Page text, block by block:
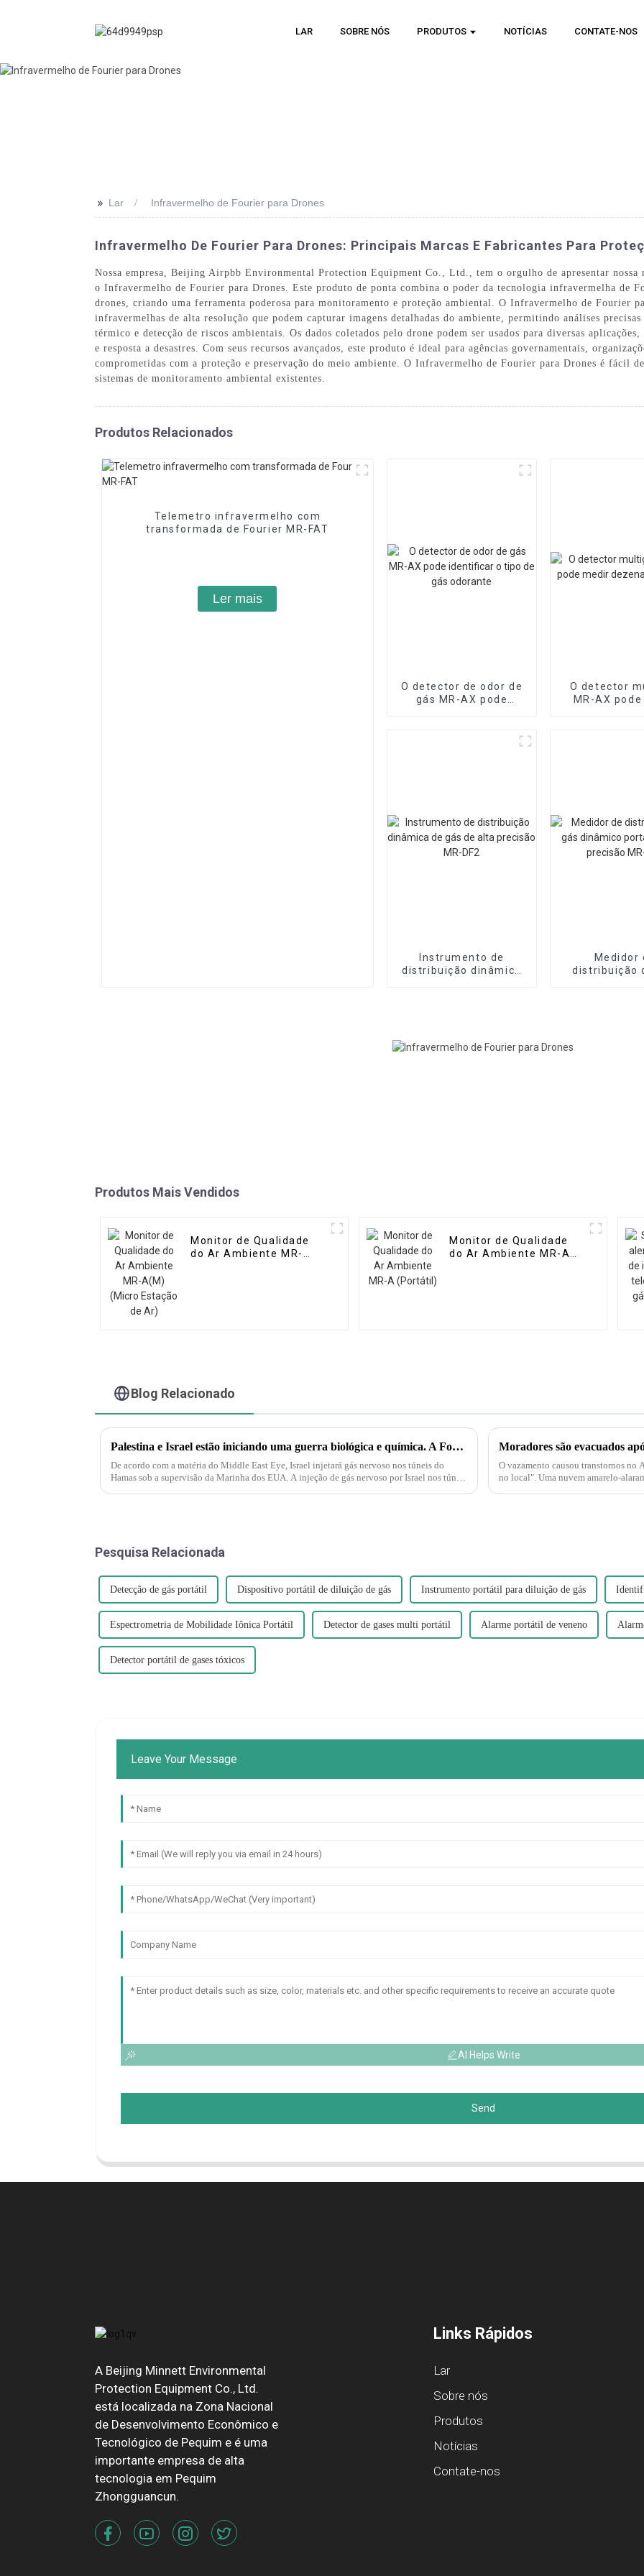
LAR SOBRE NÓS PRODUTOS NOTÍCIAS CONTATE-NOS
>> Lar Infravermelho de Fourier para Drones
Infravermelho De Fourier Para Drones: Principais Marcas E Fabricantes Para
Nossa empresa, Beijing Airpbb Environmental Protection Equipment Co., Ltd., tem o orgulho de apresentar nossa
o Infravermelho de Fourier para Drones. Este produto de ponta combina o poder da tecnologia infravermelha de
drones, criando uma ferramenta poderosa para monitoramento e proteção ambiental. O Infravermelho de Fourier
infravermelhas de alta resolução que podem capturar imagens detalhadas do ambiente, permitindo análises
térmico e detecção de riscos ambientais. Os dados coletados pelo drone podem ser usados ​​para diversas
e resposta a desastres. Com seus recursos avançados, este produto é ideal para agências governamentais,
comprometidas com a proteção e preservação do meio ambiente. O Infravermelho de Fourier para Drones é fácil
sistemas de monitoramento ambiental existentes.
Produtos Relacionados
Telemetro infravermelho com
transformada de Fourier MR-FAT
Ler mais
O detector de odor de
gás MR-AX pode
O detector
MR-AX
Instrumento de
distribuição dinâmica
Medidor
distribuição
Produtos Mais Vendidos
Monitor de Qualidade
do Ar Ambiente MR-
Monitor de Qualidade
do Ar Ambiente MR-A
Blog Relacionado
Palestina e Israel estão iniciando uma guerra biológica e química. A Força Delta aparece e injeta gás nervoso em túneis subterrâneos em Gaza!
De acordo com a matéria do Middle East Eye, Israel injetará gás nervoso nos túneis do
Hamas sob a supervisão da Marinha dos EUA. A injeção de gás nervoso por Israel nos túneis
O vazamento causou transtornos no
no local". Uma nuvem amarelo-
Pesquisa Relacionada
Detecção de gás portátil Dispositivo portátil de diluição de gás Instrumento portátil para diluição de gás
Espectrometria de Mobilidade Iônica Portátil Detector de gases multi portátil Alarme portátil de veneno
Detector portátil de gases tóxicos
Leave Your Message
AI Helps Write
Send
A Beijing Minnett Environmental
Protection Equipment Co., Ltd.
está localizada na Zona Nacional
de Desenvolvimento Econômico e
Tecnológico de Pequim e é uma
importante empresa de alta
tecnologia em Pequim
Zhongguancun.
Links Rápidos
Lar
Sobre nós
Produtos
Notícias
Contate-nos